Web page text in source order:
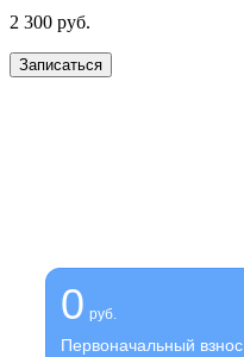
2 300 руб.
Записаться
0 руб.
Первоначальный взнос